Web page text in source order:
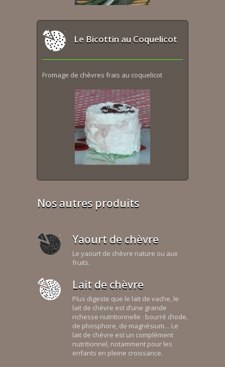
Le Bicottin au Coquelicot
Fromage de chèvres frais au coquelicot
Nos autres produits
Yaourt de chèvre
Le yaourt de chèvre nature ou aux
fruits.
Lait de chèvre
Plus digeste que le lait de vache, le
lait de chèvre est d’une grande
richesse nutritionnelle : bourré d’iode,
de phosphore, de magnésium… Le
lait de chèvre est un complément
nutritionnel, notamment pour les
enfants en pleine croissance.